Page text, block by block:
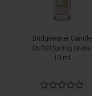
Bridgewater Candle
Duftöl Spring Dress
10 ml